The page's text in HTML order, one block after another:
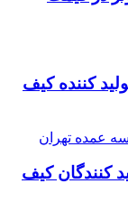
کننده کیف
کنندگان کیف